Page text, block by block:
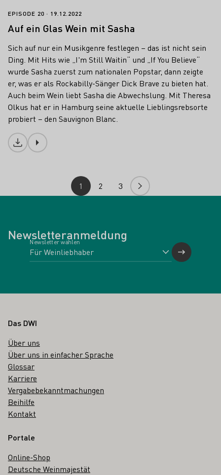
Auf ein Glas Wein mit Sasha
EPISODE 20 19.12.2022
Auf ein Glas Wein mit Sasha
Sich auf nur ein Musikgenre festlegen – das ist nicht sein
Ding. Mit Hits wie „I'm Still Waitin“ und „If You Believe“
wurde Sasha zuerst zum nationalen Popstar, dann zeigte
er, was er als Rockabilly-Sänger Dick Brave zu bieten hat.
Auch beim Wein liebt Sasha die Abwechslung. Mit Theresa
Olkus hat er in Hamburg seine aktuelle Lieblingsrebsorte
probiert – den Sauvignon Blanc.
Download
1 2 3
Newsletteranmeldung
Newsletter wählen
Fußbereich
Das DWI
Über uns
Über uns in einfacher Sprache
Glossar
Karriere
Vergabebekanntmachungen
Beihilfe
Kontakt
Portale
Online-Shop
Deutsche Weinmajestät